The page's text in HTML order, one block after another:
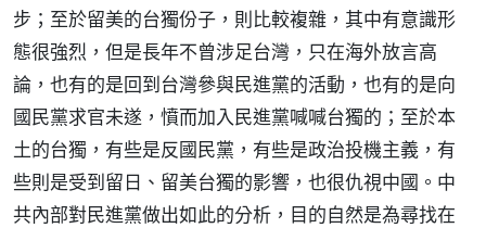
步；至於留美的台獨份子，則比較複雜，其中有意識形
態很強烈，但是長年不曾涉足台灣，只在海外放言高
論，也有的是回到台灣參與民進黨的活動，也有的是向
國民黨求官未遂，憤而加入民進黨喊喊台獨的；至於本
土的台獨，有些是反國民黨，有些是政治投機主義，有
些則是受到留日、留美台獨的影響，也很仇視中國。中
共內部對民進黨做出如此的分析，目的自然是為尋找在